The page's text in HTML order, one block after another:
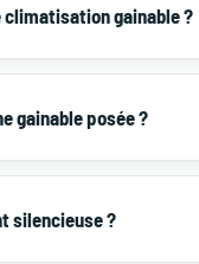
climatisation gainable ?
cachée dans les
par des gaines
ces fines grilles sont
gainable posée ?
la surface et le
silencieuse ?